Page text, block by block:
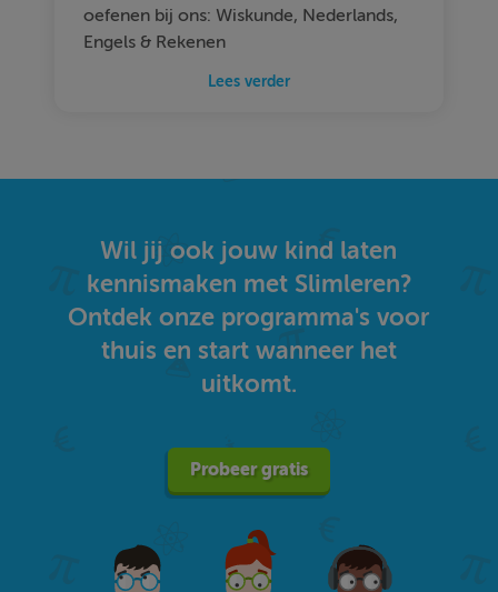
oefenen bij ons: Wiskunde, Nederlands,
Engels & Rekenen
Lees verder
Wil jij ook jouw kind laten
kennismaken met Slimleren?
Ontdek onze programma's voor
thuis en start wanneer het
uitkomt.
Probeer gratis